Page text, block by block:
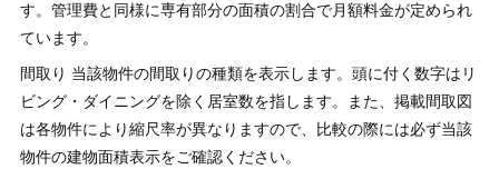
す。管理費と同様に専有部分の面積の割合で月額料金が定められ
ています。
間取り 当該物件の間取りの種類を表示します。頭に付く数字はリ
ビング・ダイニングを除く居室数を指します。また、掲載間取図
は各物件により縮尺率が異なりますので、比較の際には必ず当該
物件の建物面積表示をご確認ください。